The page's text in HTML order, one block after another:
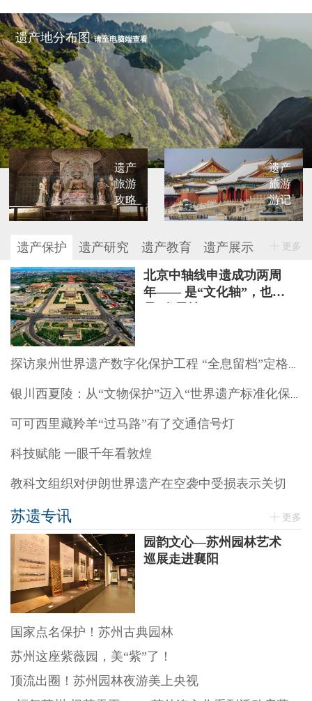
遗产地分布图请至电脑端查看
遗产
旅游
攻略
遗产
旅游
游记
遗产保护 遗产研究 遗产教育 遗产展示 更多
北京中轴线申遗成功两周
年—— 是“文化轴”，也
可可西里藏羚羊“过马路”有了交通信号灯
科技赋能 一眼千年看敦煌
教科文组织对伊朗世界遗产在空袭中受损表示关切
苏遗专讯 更多
园韵文心—苏州园林艺术
巡展走进襄阳
国家点名保护！苏州古典园林
苏州这座紫薇园，美“紫”了！
顶流出圈！苏州园林夜游美上央视